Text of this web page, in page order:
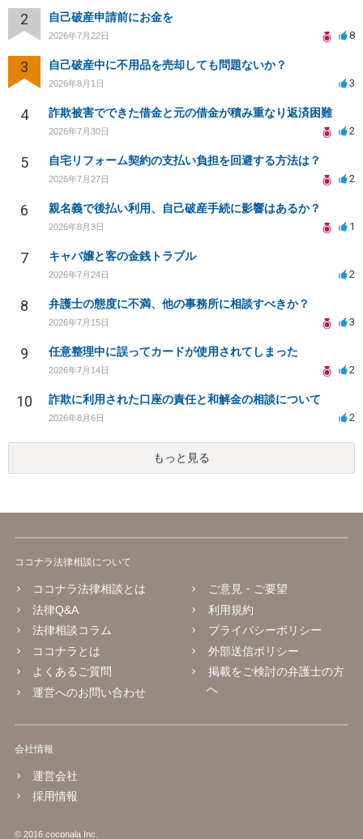
2 自己破産申請前にお金を
2026年7月22日 8
3 自己破産中に不用品を売却しても問題ないか？
2026年8月1日 3
4 詐欺被害でできた借金と元の借金が積み重なり返済困難
2026年7月30日 2
5 自宅リフォーム契約の支払い負担を回避する方法は？
2026年7月27日 2
6 親名義で後払い利用、自己破産手続に影響はあるか？
2026年8月3日 1
7 キャバ嬢と客の金銭トラブル
2026年7月24日 2
8 弁護士の態度に不満、他の事務所に相談すべきか？
2026年7月15日 3
9 任意整理中に誤ってカードが使用されてしまった
2026年7月14日 2
10 詐欺に利用された口座の責任と和解金の相談について
2026年8月6日 2
もっと見る
ココナラ法律相談について
ココナラ法律相談とは
法律Q&A
法律相談コラム
ココナラとは
よくあるご質問
運営へのお問い合わせ
ご意見・ご要望
利用規約
プライバシーポリシー
外部送信ポリシー
掲載をご検討の弁護士の方
へ
会社情報
運営会社
採用情報
© 2016 coconala Inc.